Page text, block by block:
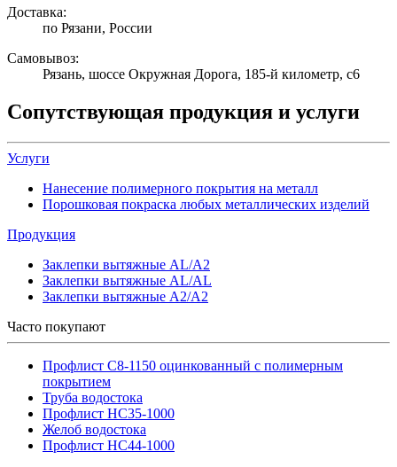
Доставка:
по Рязани, России
Самовывоз:
Рязань, шоссе Окружная Дорога, 185-й километр, с6
Сопутствующая продукция и услуги
Услуги
Нанесение полимерного покрытия на металл
Порошковая покраска любых металлических изделий
Продукция
Заклепки вытяжные AL/A2
Заклепки вытяжные AL/AL
Заклепки вытяжные A2/A2
Часто покупают
Профлист С8-1150 оцинкованный с полимерным
покрытием
Труба водостока
Профлист НС35-1000
Желоб водостока
Профлист НС44-1000